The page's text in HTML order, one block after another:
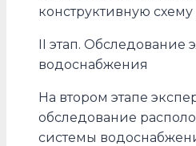
конструктивную схему
II этап. Обследование
водоснабжения
На втором этапе
обследование
системы